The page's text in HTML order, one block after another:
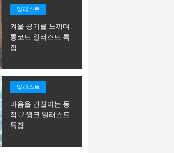
일러스트
겨울 공기를 느끼며.
롱코트 일러스트 특
집
일러스트
마음을 간질이는 동
작♡ 윙크 일러스트
특집